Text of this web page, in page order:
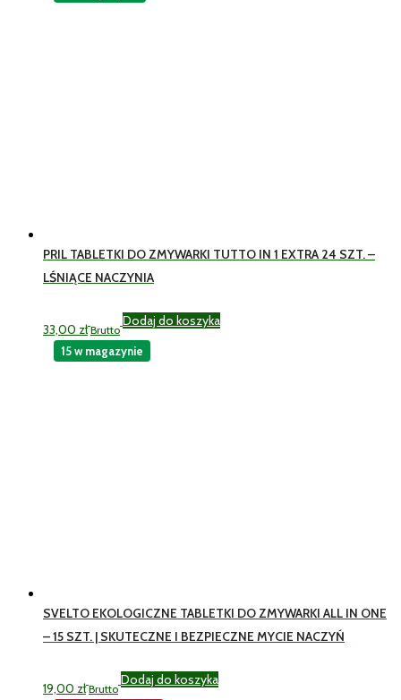
PRIL TABLETKI DO ZMYWARKI TUTTO IN 1 EXTRA 24 SZT. –
LŚNIĄCE NACZYNIA
33,00 zł Brutto
Dodaj do koszyka
SVELTO EKOLOGICZNE TABLETKI DO ZMYWARKI ALL IN ONE
– 15 SZT. | SKUTECZNE I BEZPIECZNE MYCIE NACZYŃ
19,00 zł Brutto
Dodaj do koszyka
15 w magazynie